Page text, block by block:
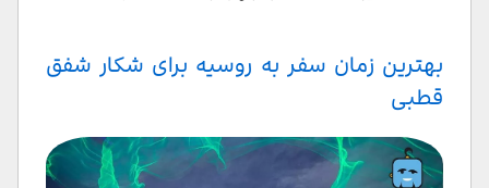
بهترین زمان سفر به روسیه برای شکار شفق
قطبی